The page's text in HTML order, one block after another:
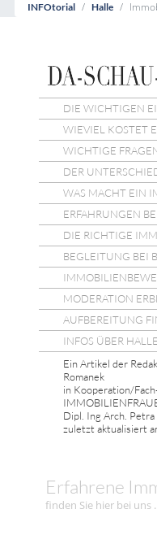
INFOtorial Halle
DIE WICHTIGEN
WIEVIEL KOSTET
WICHTIGE
DER
WAS MACHT EIN
ERFAHRUNGEN
DIE RICHTIGE
BEGLEITUNG BEI
MODERATION
AUFBEREITUNG
INFOS ÜBER
Ein Artikel der
Romanek
in Kooperation/
Dipl. Ing Arch.
zuletzt aktualisiert
Erfahrene
finden Sie hier bei uns